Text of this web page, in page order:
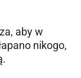
aby w
nikogo,